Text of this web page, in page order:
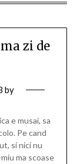
zi de
by
e musai, sa
Pe cand
si nici nu
ma scoase